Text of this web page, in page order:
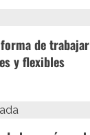
de
y flexibles